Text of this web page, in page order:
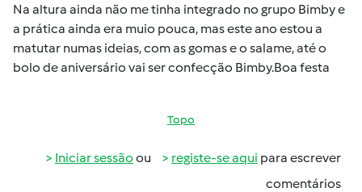
Na altura ainda não me tinha integrado no grupo Bimby e
a prática ainda era muio pouca, mas este ano estou a
matutar numas ideias, com as gomas e o salame, até o
bolo de aniversário vai ser confecção Bimby.Boa festa
Topo
Iniciar sessão ou registe-se aqui para escrever
comentários